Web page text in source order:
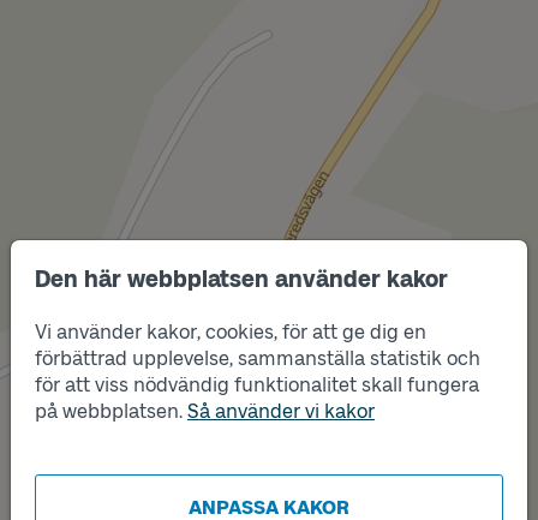
Den här webbplatsen använder kakor
Vi använder kakor, cookies, för att ge dig en
förbättrad upplevelse, sammanställa statistik och
för att viss nödvändig funktionalitet skall fungera
på webbplatsen. Så använder vi kakor
ANPASSA KAKOR
A
Läge
B